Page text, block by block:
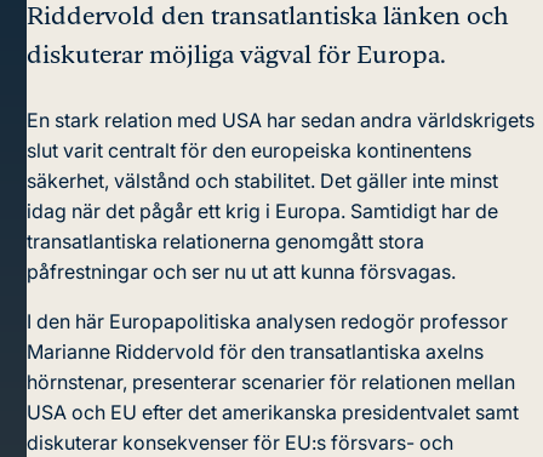
Riddervold den transatlantiska länken och
diskuterar möjliga vägval för Europa.
En stark relation med USA har sedan andra världskrigets
slut varit centralt för den europeiska kontinentens
säkerhet, välstånd och stabilitet. Det gäller inte minst
idag när det pågår ett krig i Europa. Samtidigt har de
transatlantiska relationerna genomgått stora
påfrestningar och ser nu ut att kunna försvagas.
I den här Europapolitiska analysen redogör professor
Marianne Riddervold för den transatlantiska axelns
hörnstenar, presenterar scenarier för relationen mellan
USA och EU efter det amerikanska presidentvalet samt
diskuterar konsekvenser för EU:s försvars- och